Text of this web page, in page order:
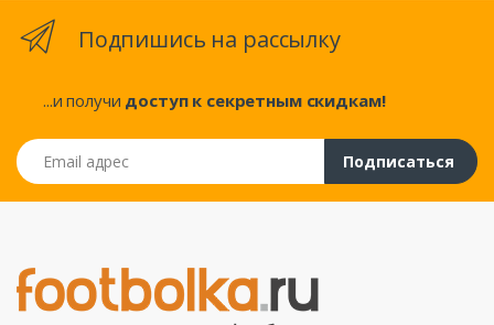
Подпишись на рассылку
...и получи доступ к секретным скидкам!
Email адрес
Подписаться